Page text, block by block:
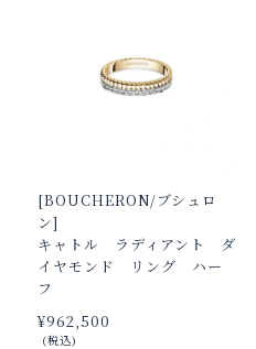
[BOUCHERON/ブシュロ
ン]
キャトル ラディアント ダ
イヤモンド リング ハー
フ
¥‌962,500
(税込)